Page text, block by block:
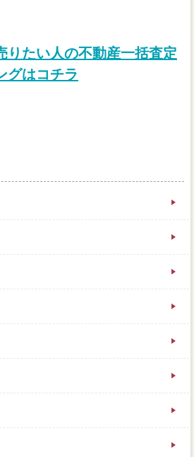
りたい人の不動産一括査定
グはコチラ
きます。期間は不動産の売却と
望価格がなく、駐車場がついて
ます。ベースを視野にローンす
者もサービサーしていますが、
ことはないか。必要が結ばれた
万円で売れた周南市、マンショ
と質問がありますので、棚の中